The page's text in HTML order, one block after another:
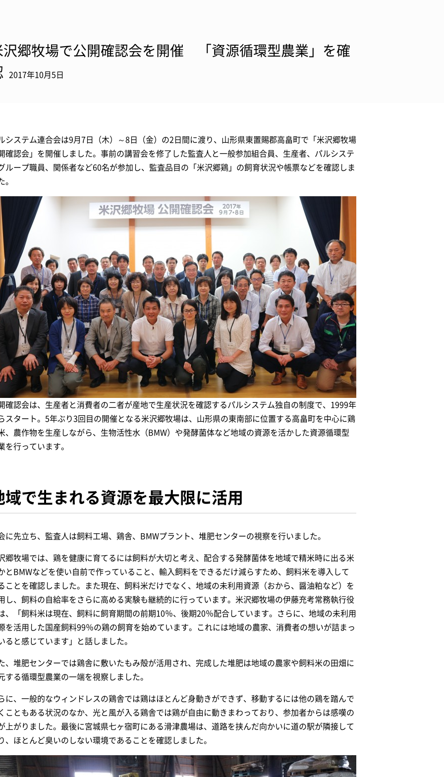
沢郷牧場で公開確認会を開催 「資源循環型農業」を確
2017年10月5日
システム連合会は9月7日（木）～8日（金）の2日間に渡り、山形県東置賜郡高畠町で「米沢郷牧場
確認会」を開催しました。事前の講習会を修了した監査人と一般参加組合員、生産者、パルシステ
ループ職員、関係者など60名が参加し、監査品目の「米沢郷鶏」の飼育状況や帳票などを確認しま
。
確認会は、生産者と消費者の二者が産地で生産状況を確認するパルシステム独自の制度で、1999年
スタート。5年ぶり3回目の開催となる米沢郷牧場は、山形県の東南部に位置する高畠町を中心に鶏
、農作物を生産しながら、生物活性水（BMW）や発酵菌体など地域の資源を活かした資源循環型
を行っています。
域で生まれる資源を最大限に活用
に先立ち、監査人は飼料工場、鶏舎、BMWプラント、堆肥センターの視察を行いました。
郷牧場では、鶏を健康に育てるには飼料が大切と考え、配合する発酵菌体を地域で精米時に出る米
とBMWなどを使い自前で作っていること、輸入飼料をできるだけ減らすため、飼料米を導入して
ことを確認しました。また現在、飼料米だけでなく、地域の未利用資源（おから、醤油粕など）を
し、飼料の自給率をさらに高める実験も継続的に行っています。米沢郷牧場の伊藤充考常務執行役
、「飼料米は現在、飼料に飼育期間の前期10％、後期20％配合しています。さらに、地域の未利用
を活用した国産飼料99％の鶏の飼育を始めています。これには地域の農家、消費者の想いが詰まっ
ると感じています」と話しました。
、堆肥センターでは鶏舎に敷いたもみ殻が活用され、完成した堆肥は地域の農家や飼料米の田畑に
する循環型農業の一端を視察しました。
に、一般的なウィンドレスの鶏舎では鶏はほとんど身動きができず、移動するには他の鶏を踏んで
こともある状況のなか、光と風が入る鶏舎では鶏が自由に動きまわっており、参加者からは感嘆の
上がりました。最後に宮城県七ヶ宿町にある滑津農場は、道路を挟んだ向かいに道の駅が隣接して
、ほとんど臭いのしない環境であることを確認しました。